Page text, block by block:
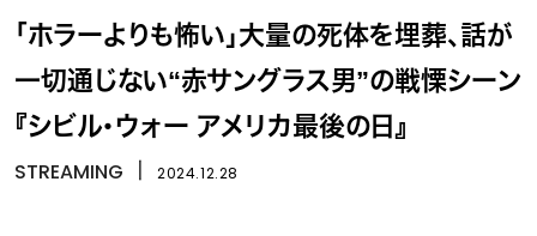
「ホラーよりも怖い」大量の死体を埋葬、話が
一切通じない“赤サングラス男”の戦慄シーン
『シビル・ウォー アメリカ最後の日』
STREAMING 2024.12.28